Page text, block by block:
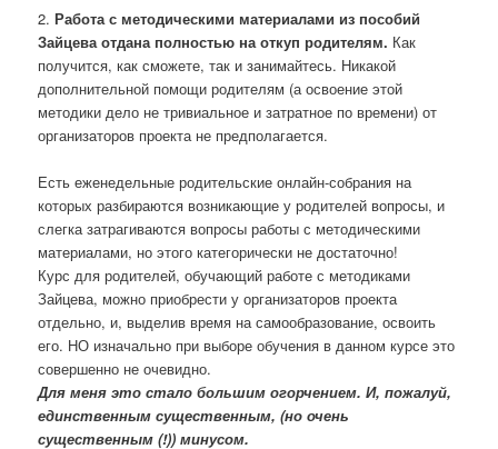
2.Работа с методическими материалами из пособий
Зайцева отдана полностью на откуп родителям. Как
получится, как сможете, так и занимайтесь. Никакой
дополнительной помощи родителям (а освоение этой
методики дело не тривиальное и затратное по времени) от
организаторов проекта не предполагается.
Есть еженедельные родительские онлайн-собрания на
которых разбираются возникающие у родителей вопросы, и
слегка затрагиваются вопросы работы с методическими
материалами, но этого категорически не достаточно!
Курс для родителей, обучающий работе с методиками
Зайцева, можно приобрести у организаторов проекта
отдельно, и, выделив время на самообразование, освоить
его. НО изначально при выборе обучения в данном курсе это
совершенно не очевидно.
Для меня это стало большим огорчением. И, пожалуй,
единственным существенным, (но очень
существенным (!)) минусом.